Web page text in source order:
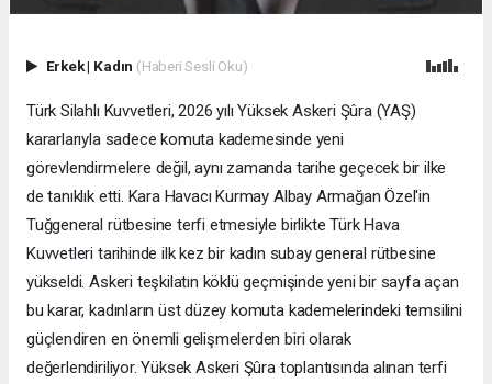
Erkek| Kadın (Haberi Sesli Oku)
Türk Silahlı Kuvvetleri, 2026 yılı Yüksek Askeri Şûra (YAŞ)
kararlarıyla sadece komuta kademesinde yeni
görevlendirmelere değil, aynı zamanda tarihe geçecek bir ilke
de tanıklık etti. Kara Havacı Kurmay Albay Armağan Özel'in
Tuğgeneral rütbesine terfi etmesiyle birlikte Türk Hava
Kuvvetleri tarihinde ilk kez bir kadın subay general rütbesine
yükseldi. Askeri teşkilatın köklü geçmişinde yeni bir sayfa açan
bu karar, kadınların üst düzey komuta kademelerindeki temsilini
güçlendiren en önemli gelişmelerden biri olarak
değerlendiriliyor. Yüksek Askeri Şûra toplantısında alınan terfi